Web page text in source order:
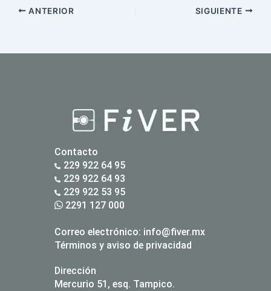
ANTERIOR SIGUIENTE
Contacto
229 922 64 95
229 922 64 93
229 922 53 95
2291 127 000
Correo electrónico: info@fiver.mx
Términos y aviso de privacidad
Dirección
Mercurio 51, esq. Tampico.